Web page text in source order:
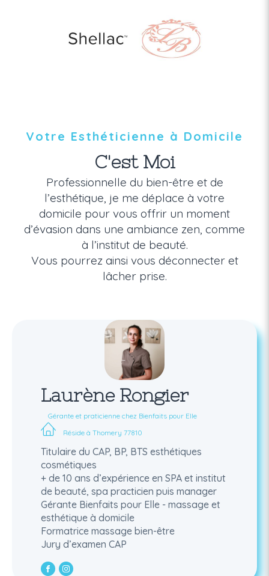
Votre Esthéticienne à Domicile
C'est Moi
Professionnelle du bien-être et de
l’esthétique, je me déplace à votre
domicile pour vous offrir un moment
d’évasion dans une ambiance zen, comme
à l’institut de beauté.
Vous pourrez ainsi vous déconnecter et
lâcher prise.
Laurène Rongier
Gérante et praticienne chez Bienfaits pour Elle
Réside à Thomery 77810
Titulaire du CAP, BP, BTS esthétiques
cosmétiques
+ de 10 ans d’expérience en SPA et institut
de beauté, spa practicien puis manager
Gérante Bienfaits pour Elle - massage et
esthétique à domicile
Formatrice massage bien-être
Jury d’examen CAP